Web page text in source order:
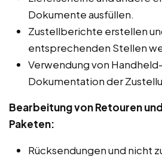
Dokumente ausfüllen.
Zustellberichte erstellen
entsprechenden Stellen
Verwendung von
Dokumentation der
Bearbeitung von Retouren
Paketen:
Rücksendungen und nicht